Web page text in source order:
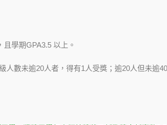
學期GPA3.5 以上。
人數未逾20人者，得有1人受獎；逾20人但未逾